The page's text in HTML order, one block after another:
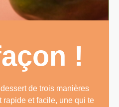
!
de trois manières
rapide et facile, une qui te